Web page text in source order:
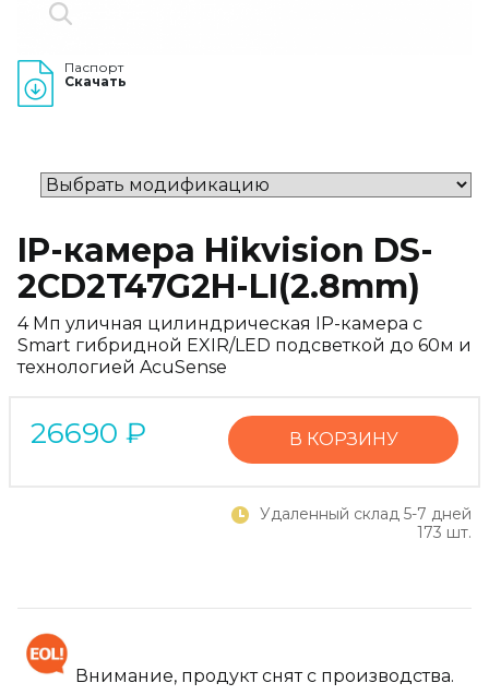
Паспорт
Скачать
IP-камера Hikvision DS-
2CD2T47G2H-LI(2.8mm)
4 Мп уличная цилиндрическая IP-камера c
Smart гибридной EXIR/LED подсветкой до 60м и
технологией AcuSense
26690 ₽ В КОРЗИНУ
Удаленный склад 5-7 дней
173 шт.
Внимание, продукт снят с производства.